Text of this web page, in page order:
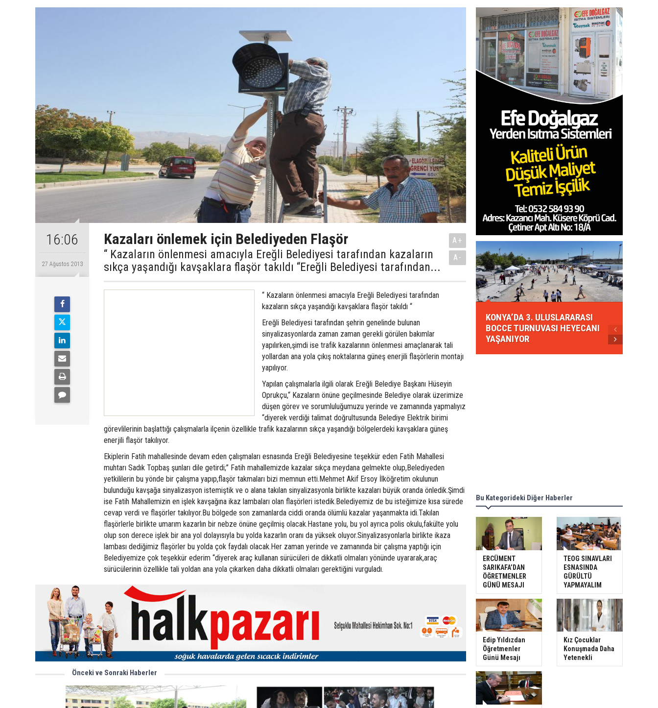
16:06
27 Ağustos 2013
Kazaları önlemek için Belediyeden Flaşör
“ Kazaların önlenmesi amacıyla Ereğli Belediyesi tarafından kazaların
sıkça yaşandığı kavşaklara flaşör takıldı “Ereğli Belediyesi tarafından...
A+
A-
“ Kazaların önlenmesi amacıyla Ereğli Belediyesi tarafından
kazaların sıkça yaşandığı kavşaklara flaşör takıldı “
Ereğli Belediyesi tarafından şehrin genelinde bulunan
sinyalizasyonlarda zaman zaman gerekli görülen bakımlar
yapılırken,şimdi ise trafik kazalarının önlenmesi amaçlanarak tali
yollardan ana yola çıkış noktalarına güneş enerjili flaşörlerin montajı
yapılıyor.
Yapılan çalışmalarla ilgili olarak Ereğli Belediye Başkanı Hüseyin
Oprukçu,“ Kazaların önüne geçilmesinde Belediye olarak üzerimize
düşen görev ve sorumluluğumuzu yerinde ve zamanında yapmalıyız
“diyerek verdiği talimat doğrultusunda Belediye Elektrik birimi
görevlilerinin başlattığı çalışmalarla ilçenin özellikle trafik kazalarının sıkça yaşandığı bölgelerdeki kavşaklara güneş
enerjili flaşör takılıyor.
Ekiplerin Fatih mahallesinde devam eden çalışmaları esnasında Ereğli Belediyesine teşekkür eden Fatih Mahallesi
muhtarı Sadık Topbaş şunları dile getirdi;” Fatih mahallemizde kazalar sıkça meydana gelmekte olup,Belediyeden
yetkililerin bu yönde bir çalışma yapıp,flaşör takmaları bizi memnun etti.Mehmet Akif Ersoy İlköğretim okulunun
bulunduğu kavşağa sinyalizasyon istemiştik ve o alana takılan sinyalizasyonla birlikte kazaları büyük oranda önledik.Şimdi
ise Fatih Mahallemizin en işlek kavşağına ikaz lambaları olan flaşörleri istedik.Belediyemiz de bu isteğimize kısa sürede
cevap verdi ve flaşörler takılıyor.Bu bölgede son zamanlarda ciddi oranda ölümlü kazalar yaşanmakta idi.Takılan
flaşörlerle birlikte umarım kazarlın bir nebze önüne geçilmiş olacak.Hastane yolu, bu yol ayrıca polis okulu,fakülte yolu
olup son derece işlek bir ana yol dolayısıyla bu yolda kazarlın oranı da yüksek oluyor.Sinyalizasyonlarla birlikte ikaza
lambası dediğimiz flaşörler bu yolda çok faydalı olacak.Her zaman yerinde ve zamanında bir çalışma yaptığı için
Belediyemize çok teşekkür ederim “diyerek araç kullanan sürücüleri de dikkatli olmaları yönünde uyararak,araç
sürücülerinin özellikle tali yoldan ana yola çıkarken daha dikkatli olmaları gerektiğini vurguladı.
Önceki ve Sonraki Haberler
KONYA’DA 3. ULUSLARARASI
BOCCE TURNUVASI HEYECANI
YAŞANIYOR
Bu Kategorideki Diğer Haberler
ERCÜMENT
SARIKAFA’DAN
ÖĞRETMENLER
GÜNÜ MESAJI
TEOG SINAVLARI
ESNASINDA
GÜRÜLTÜ
YAPMAYALIM
Edip Yıldızdan
Öğretmenler
Günü Mesajı
Kız Çocuklar
Konuşmada Daha
Yetenekli